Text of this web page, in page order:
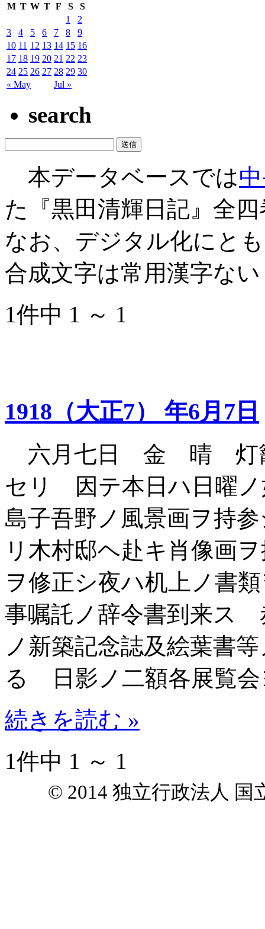
M T W T F S S
« May Jul »
1
2
3
4 5 6 7 8
9
10 11 12 13 14 15 16
17 18 19 20 21 22 23
24 25 26 27 28 29 30
search
本データベースでは
た『黒田清輝日記』全
なお、デジタル化にと
合成文字は常用漢字な
1件中 1 ～ 1
1918（大正7） 年6月7日
六月七日 金 晴 灯籠
セリ 因テ本日ハ日曜
島子吾野ノ風景画ヲ持
リ木村邸ヘ赴キ肖像画
ヲ修正シ夜ハ机上ノ書
事嘱託ノ辞令書到来ス
ノ新築記念誌及絵葉書
るゝ日影ノ二額各展覧
続きを読む »
1件中 1 ～ 1
© 2014 独立行政法人 国